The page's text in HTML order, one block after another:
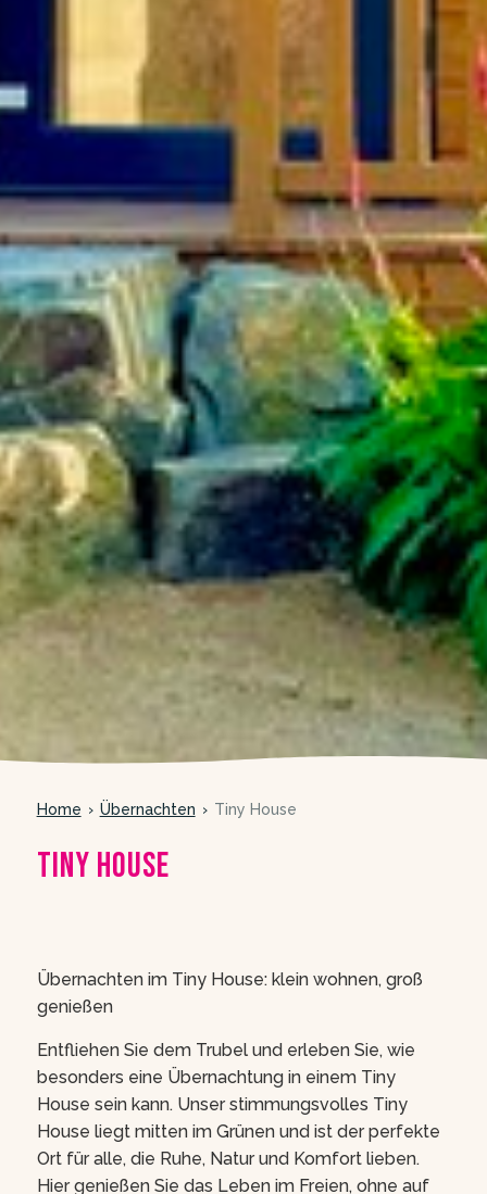
Home Übernachten Tiny House
Tiny House
Übernachten im Tiny House: klein wohnen, groß
genießen
Entfliehen Sie dem Trubel und erleben Sie, wie
besonders eine Übernachtung in einem Tiny
House sein kann. Unser stimmungsvolles Tiny
House liegt mitten im Grünen und ist der perfekte
Ort für alle, die Ruhe, Natur und Komfort lieben.
Hier genießen Sie das Leben im Freien, ohne auf